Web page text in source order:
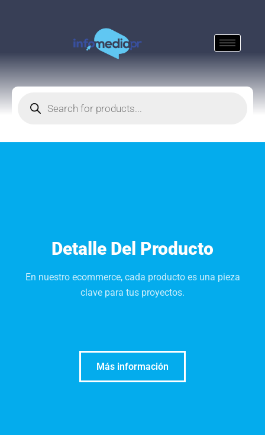
Detalle Del Producto
En nuestro ecommerce, cada producto es una pieza
clave para tus proyectos.
Más información